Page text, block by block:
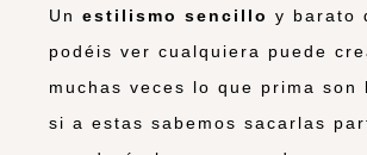
Un estilismo sencillo y barato
podéis ver cualquiera puede
muchas veces lo que prima son
si a estas sabemos sacarlas